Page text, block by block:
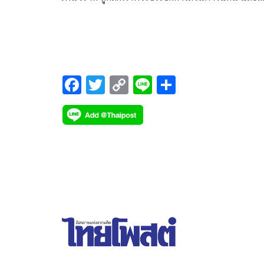
(Top talk Daily) ทางช่อง MONO29 ล่าสุดเจ้าตัวออกมา
เผยในรายการ เดอะ เลดี้ ผู้หญิงแถวหน้า (The Ladies)
ทางช่อง MONO29
F
ac
e
T
wi
tt
C
o
p
Li